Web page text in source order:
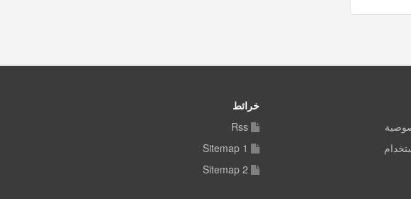
خرائط
Rss
Sitemap 1
Sitemap 2